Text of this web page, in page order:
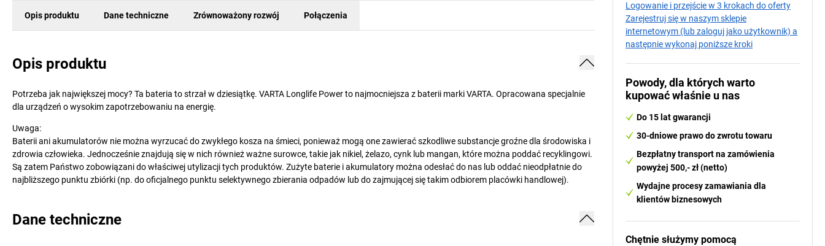
Opis produktu Dane techniczne Zrównoważony rozwój Połączenia
Opis produktu
Potrzeba jak największej mocy? Ta bateria to strzał w dziesiątkę. VARTA Longlife Power to najmocniejsza z baterii marki VARTA. Opracowana specjalnie
dla urządzeń o wysokim zapotrzebowaniu na energię.
Uwaga:
Baterii ani akumulatorów nie można wyrzucać do zwykłego kosza na śmieci, ponieważ mogą one zawierać szkodliwe substancje groźne dla środowiska i
zdrowia człowieka. Jednocześnie znajdują się w nich również ważne surowce, takie jak nikiel, żelazo, cynk lub mangan, które można poddać recyklingowi.
Są zatem Państwo zobowiązani do właściwej utylizacji tych produktów. Zużyte baterie i akumulatory można odesłać do nas lub oddać nieodpłatnie do
najbliższego punktu zbiórki (np. do oficjalnego punktu selektywnego zbierania odpadów lub do zajmującej się takim odbiorem placówki handlowej).
Dane techniczne
Logowanie i przejście w 3 krokach do oferty
Zarejestruj się w naszym sklepie
internetowym (lub zaloguj jako użytkownik) a
następnie wykonaj poniższe kroki
Powody, dla których warto
kupować właśnie u nas
Do 15 lat gwarancji
30-dniowe prawo do zwrotu towaru
Bezpłatny transport na zamówienia
powyżej 500,- zł (netto)
Wydajne procesy zamawiania dla
klientów biznesowych
Chętnie służymy pomocą